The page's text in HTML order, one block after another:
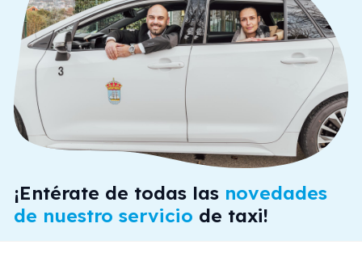
¡Entérate de todas las novedades
de nuestro servicio de taxi!